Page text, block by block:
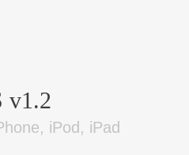
v1.2
iPod, iPad